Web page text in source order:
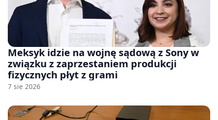
Meksyk idzie na wojnę sądową z Sony w
związku z zaprzestaniem produkcji
fizycznych płyt z grami
7 sie 2026